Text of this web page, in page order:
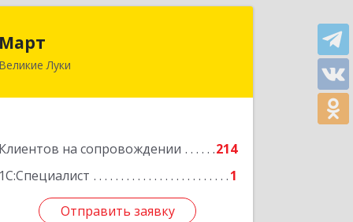
Март
Великие Луки
Клиентов на сопровождении
214
1С:Специалист
1
Отправить заявку
182113, Псковская обл, Великие Луки
Отправить заявку